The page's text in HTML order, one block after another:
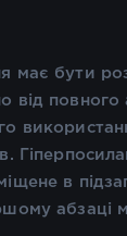
має бути
від повного
в
абзаці